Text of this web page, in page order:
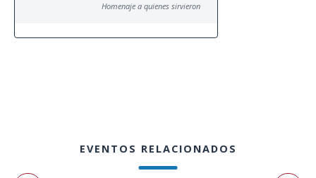
Homenaje a quienes sirvieron
EVENTOS RELACIONADOS